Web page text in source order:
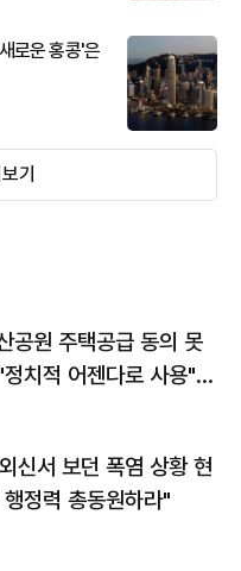
로운 홍콩'은
기
공원 주택공급 동의 못
치적 어젠다로 사용"
신서 보던 폭염 상황 현
정력 총동원하라"